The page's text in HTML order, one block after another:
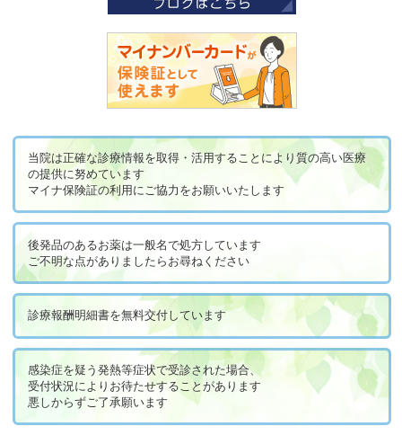
当院は正確な診療情報を取得・活用することにより質の高い医療
の提供に努めています
マイナ保険証の利用にご協力をお願いいたします
後発品のあるお薬は一般名で処方しています
ご不明な点がありましたらお尋ねください
診療報酬明細書を無料交付しています
感染症を疑う発熱等症状で受診された場合、
受付状況によりお待たせすることがあります
悪しからずご了承願います